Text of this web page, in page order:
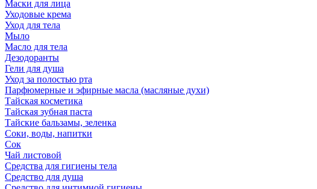
Маски для лица
Уходовые крема
Уход для тела
Мыло
Масло для тела
Дезодоранты
Гели для душа
Уход за полостью рта
Парфюмерные и эфирные масла (масляные духи)
Тайская косметика
Тайская зубная паста
Тайские бальзамы, зеленка
Соки, воды, напитки
Сок
Чай листовой
Средства для гигиены тела
Средство для душа